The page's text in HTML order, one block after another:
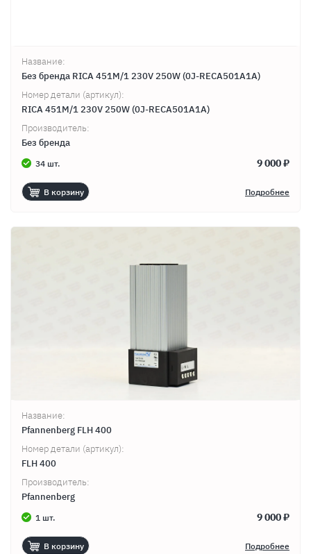
Название:
Без бренда RICA 451M/1 230V 250W (0J-RECA501A1A)
Номер детали (артикул):
RICA 451M/1 230V 250W (0J-RECA501A1A)
Производитель:
Без бренда
34 шт. 9 000 ₽
В корзину Подробнее
Название:
Pfannenberg FLH 400
Номер детали (артикул):
FLH 400
Производитель:
Pfannenberg
1 шт. 9 000 ₽
В корзину Подробнее